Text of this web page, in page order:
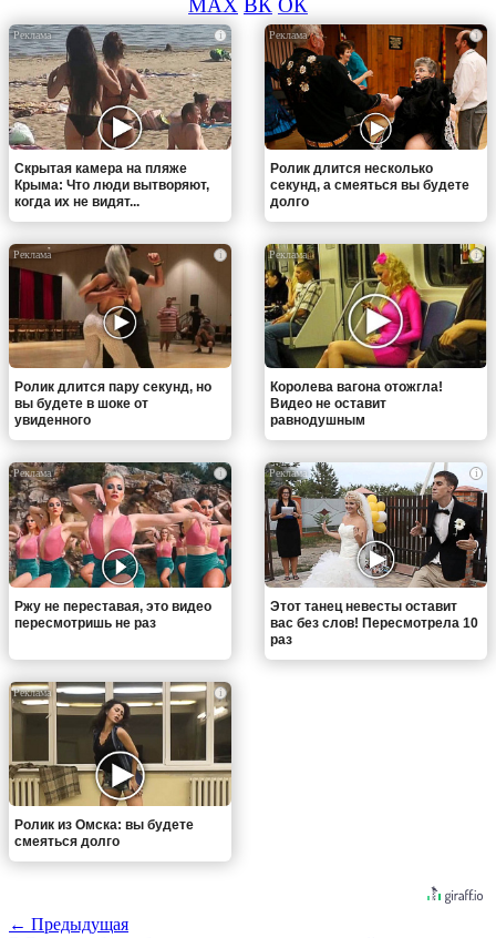
MAX ВК ОК
i
Скрытая камера на пляже
Крыма: Что люди вытворяют,
когда их не видят...
i
Ролик длится несколько
секунд, а смеяться вы будете
долго
i
Ролик длится пару секунд, но
вы будете в шоке от
увиденного
i
Королева вагона отожгла!
Видео не оставит
равнодушным
i
Ржу не переставая, это видео
пересмотришь не раз
i
Этот танец невесты оставит
вас без слов! Пересмотрела 10
раз
i
Ролик из Омска: вы будете
смеяться долго
← Предыдущая